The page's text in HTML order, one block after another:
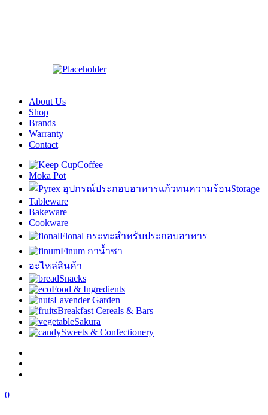
About Us
Shop
Brands
Warranty
Contact
Coffee
Moka Pot
Storage
Tableware
Bakeware
Cookware
Flonal กระทะสำหรับประกอบอาหาร
Finum กาน้ำชา
อะไหล่สินค้า
Snacks
Food & Ingredients
Lavender Garden
Breakfast Cereals & Bars
Sakura
Sweets & Confectionery
0